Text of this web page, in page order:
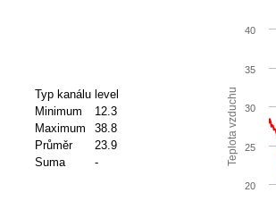
Typ kanálu level
Minimum
12.3
Maximum
38.8
Průměr
23.9
Suma
- Teplota vzduchu
20
25
30
35
40